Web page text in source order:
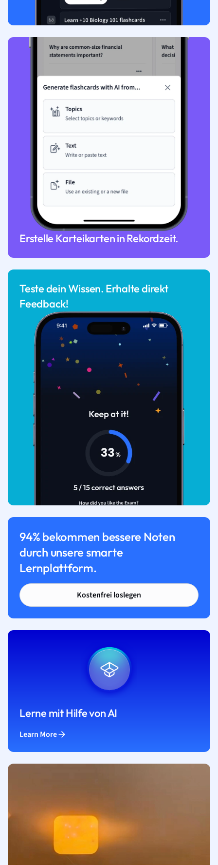
Erstelle Karteikarten in Rekordzeit.
Teste dein Wissen. Erhalte direkt
Feedback!
94% bekommen bessere Noten
durch unsere smarte
Lernplattform.
Kostenfrei loslegen
Lerne mit Hilfe von AI
Learn More